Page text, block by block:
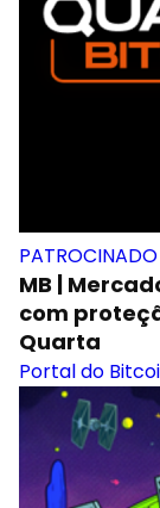
PATROCINADO
MB |
com
Quarta
Portal do